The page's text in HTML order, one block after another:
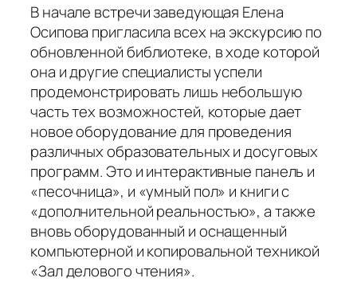
В начале встречи заведующая Елена
Осипова пригласила всех на экскурсию по
обновленной библиотеке, в ходе которой
она и другие специалисты успели
продемонстрировать лишь небольшую
часть тех возможностей, которые дает
новое оборудование для проведения
различных образовательных и досуговых
программ. Это и интерактивные панель и
«песочница», и «умный пол» и книги с
«дополнительной реальностью», а также
вновь оборудованный и оснащенный
компьютерной и копировальной техникой
«Зал делового чтения».